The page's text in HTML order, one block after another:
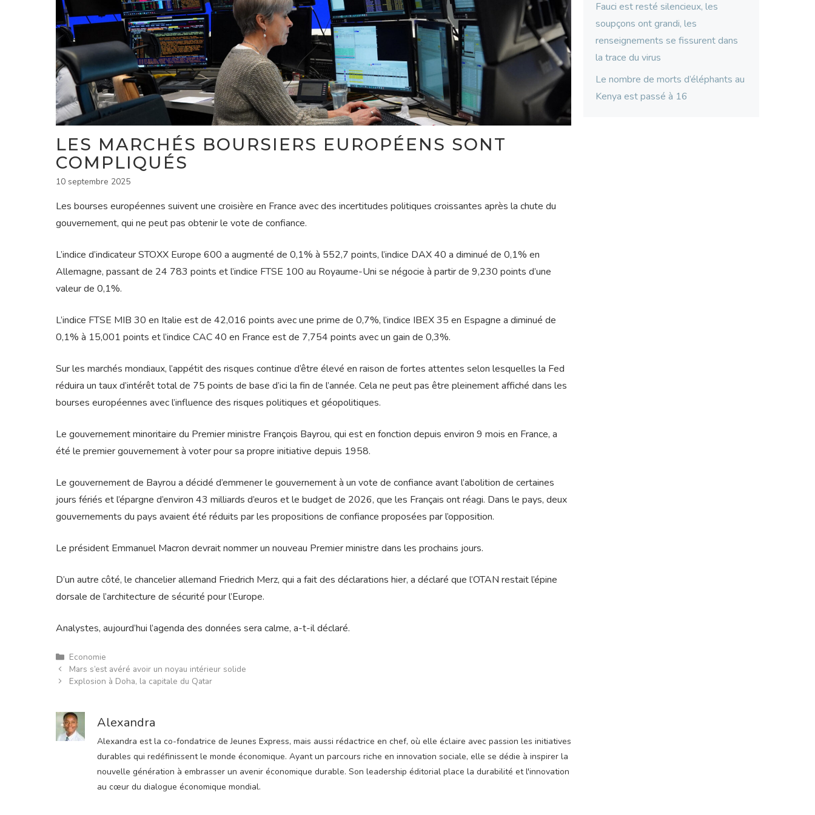
LES MARCHÉS BOURSIERS EUROPÉENS SONT
COMPLIQUÉS
10 septembre 2025
Les bourses européennes suivent une croisière en France avec des incertitudes politiques croissantes après la chute du
gouvernement, qui ne peut pas obtenir le vote de confiance.
L’indice d’indicateur STOXX Europe 600 a augmenté de 0,1% à 552,7 points, l’indice DAX 40 a diminué de 0,1% en
Allemagne, passant de 24 783 points et l’indice FTSE 100 au Royaume-Uni se négocie à partir de 9,230 points d’une
valeur de 0,1%.
L’indice FTSE MIB 30 en Italie est de 42,016 points avec une prime de 0,7%, l’indice IBEX 35 en Espagne a diminué de
0,1% à 15,001 points et l’indice CAC 40 en France est de 7,754 points avec un gain de 0,3%.
Sur les marchés mondiaux, l’appétit des risques continue d’être élevé en raison de fortes attentes selon lesquelles la Fed
réduira un taux d’intérêt total de 75 points de base d’ici la fin de l’année. Cela ne peut pas être pleinement affiché dans les
bourses européennes avec l’influence des risques politiques et géopolitiques.
Le gouvernement minoritaire du Premier ministre François Bayrou, qui est en fonction depuis environ 9 mois en France, a
été le premier gouvernement à voter pour sa propre initiative depuis 1958.
Le gouvernement de Bayrou a décidé d’emmener le gouvernement à un vote de confiance avant l’abolition de certaines
jours fériés et l’épargne d’environ 43 milliards d’euros et le budget de 2026, que les Français ont réagi. Dans le pays, deux
gouvernements du pays avaient été réduits par les propositions de confiance proposées par l’opposition.
Le président Emmanuel Macron devrait nommer un nouveau Premier ministre dans les prochains jours.
D’un autre côté, le chancelier allemand Friedrich Merz, qui a fait des déclarations hier, a déclaré que l’OTAN restait l’épine
dorsale de l’architecture de sécurité pour l’Europe.
Analystes, aujourd’hui l’agenda des données sera calme, a-t-il déclaré.
Catégories
Economie
Mars s’est avéré avoir un noyau intérieur solide
Explosion à Doha, la capitale du Qatar
Alexandra
Alexandra est la co-fondatrice de Jeunes Express, mais aussi rédactrice en chef, où elle éclaire avec passion les initiatives
durables qui redéfinissent le monde économique. Ayant un parcours riche en innovation sociale, elle se dédie à inspirer la
nouvelle génération à embrasser un avenir économique durable. Son leadership éditorial place la durabilité et l'innovation
au cœur du dialogue économique mondial.
Fauci est resté silencieux, les
soupçons ont grandi, les
renseignements se fissurent dans
la trace du virus
Le nombre de morts d’éléphants au
Kenya est passé à 16